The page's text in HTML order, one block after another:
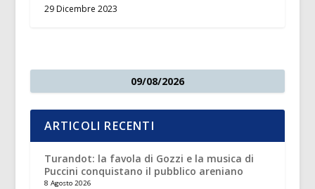
29 Dicembre 2023
09/08/2026
ARTICOLI RECENTI
Turandot: la favola di Gozzi e la musica di
Puccini conquistano il pubblico areniano
8 Agosto 2026